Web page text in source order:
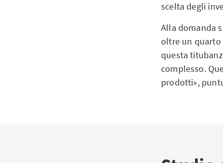
scelta degli
Alla domanda
oltre un quarto
questa
complesso.
prodotti»,